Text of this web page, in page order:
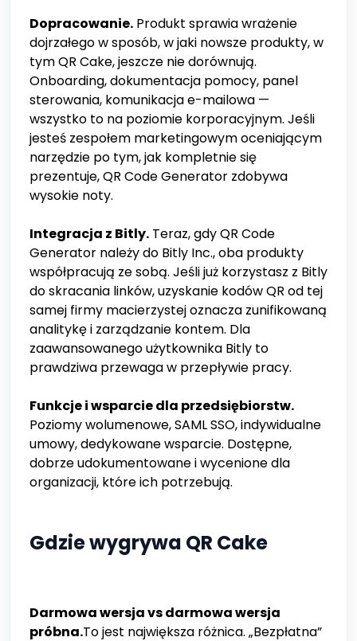
Dopracowanie. Produkt sprawia wrażenie
dojrzałego w sposób, w jaki nowsze produkty, w
tym QR Cake, jeszcze nie dorównują.
Onboarding, dokumentacja pomocy, panel
sterowania, komunikacja e-mailowa —
wszystko to na poziomie korporacyjnym. Jeśli
jesteś zespołem marketingowym oceniającym
narzędzie po tym, jak kompletnie się
prezentuje, QR Code Generator zdobywa
wysokie noty.
Integracja z Bitly. Teraz, gdy QR Code
Generator należy do Bitly Inc., oba produkty
współpracują ze sobą. Jeśli już korzystasz z Bitly
do skracania linków, uzyskanie kodów QR od tej
samej firmy macierzystej oznacza zunifikowaną
analitykę i zarządzanie kontem. Dla
zaawansowanego użytkownika Bitly to
prawdziwa przewaga w przepływie pracy.
Funkcje i wsparcie dla przedsiębiorstw.
Poziomy wolumenowe, SAML SSO, indywidualne
umowy, dedykowane wsparcie. Dostępne,
dobrze udokumentowane i wycenione dla
organizacji, które ich potrzebują.
Gdzie wygrywa QR Cake
Darmowa wersja vs darmowa wersja
próbna.To jest największa różnica. „Bezpłatna”